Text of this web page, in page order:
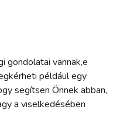
gondolatai vannak,e
például egy
segítsen Önnek abban,
a viselkedésében